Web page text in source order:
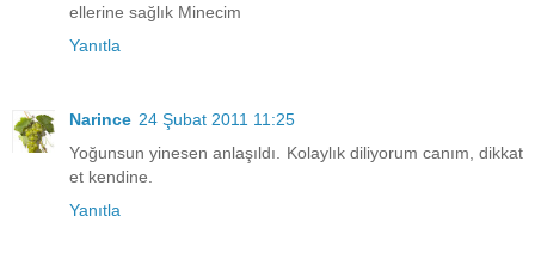
ellerine sağlık Minecim
Yanıtla
Narince 24 Şubat 2011 11:25
Yoğunsun yinesen anlaşıldı. Kolaylık diliyorum canım, dikkat
et kendine.
Yanıtla